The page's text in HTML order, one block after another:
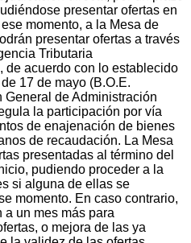
presentar ofertas en
momento, a la Mesa de
presentar ofertas a través
Tributaria
de acuerdo con lo establecido
17 de mayo (B.O.E.
General de Administración
la participación por vía
de enajenación de bienes
de recaudación. La Mesa
presentadas al término del
pudiendo proceder a la
si alguna de ellas se
momento. En caso contrario,
un mes más para
o mejora de las ya